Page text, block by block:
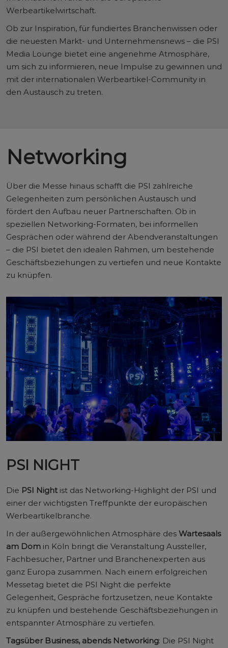
Werbeartikelwirtschaft.
Ob zur Inspiration, für fundiertes Branchenwissen oder
die neuesten Markt- und Unternehmensnews – die PSI
Media Lounge bietet eine angenehme Atmosphäre,
um sich zu informieren, neue Impulse zu gewinnen und
mit der internationalen Werbeartikel-Community in
den Austausch zu treten.
Networking
Über die Messe hinaus schafft die PSI zahlreiche
Gelegenheiten zum persönlichen Austausch und
fördert den Aufbau neuer Partnerschaften. Ob in
speziellen Networking-Formaten, bei informellen
Gesprächen oder während der Abendveranstaltungen
– die PSI bietet den idealen Rahmen, um bestehende
Geschäftsbeziehungen zu vertiefen und neue Kontakte
zu knüpfen.
PSI NIGHT
Die PSI Nightist das Networking-Highlight der PSI und
einer der wichtigsten Treffpunkte der europäischen
Werbeartikelbranche.
In der außergewöhnlichen Atmosphäre des Wartesaals
am Dom in Köln bringt die Veranstaltung Aussteller,
Fachbesucher, Partner und Branchenexperten aus
ganz Europa zusammen. Nach einem erfolgreichen
Messetag bietet die PSI Night die perfekte
Gelegenheit, Gespräche fortzusetzen, neue Kontakte
zu knüpfen und bestehende Geschäftsbeziehungen in
entspannter Atmosphäre zu vertiefen.
Tagsüber Business, abends Networking: Die PSI Night